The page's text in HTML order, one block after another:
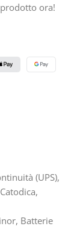
ora!
(UPS),
,
, Batterie